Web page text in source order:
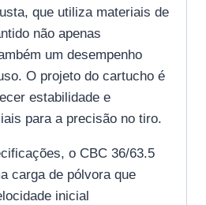
que utiliza materiais de
não apenas
um desempenho
O projeto do cartucho é
estabilidade e
para a precisão no tiro.
o CBC 36/63.5
carga de pólvora que
inicial